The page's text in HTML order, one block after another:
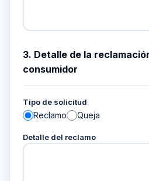
3. Detalle de la
consumidor
Tipo de solicitud
Reclamo Queja
Detalle del reclamo